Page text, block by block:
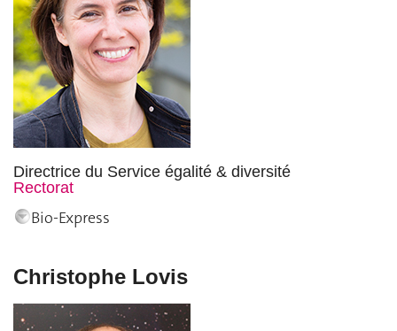
Directrice du Service égalité & diversité
Rectorat
Bio-Express
Christophe Lovis